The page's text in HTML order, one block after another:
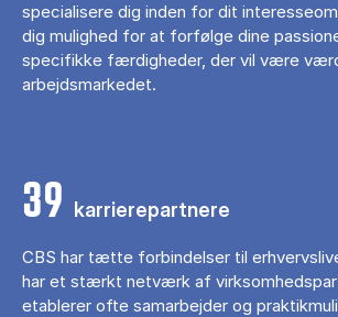
specialisere dig inden for dit
dig mulighed for at forfølge dine
specifikke færdigheder, der vil være
arbejdsmarkedet.
39 karrierepartnere
CBS har tætte forbindelser til
har et stærkt netværk af
etablerer ofte samarbejder og